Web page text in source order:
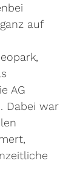
auf
AG
Dabei war